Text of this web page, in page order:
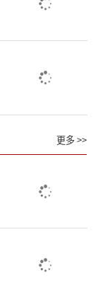
更多 >>